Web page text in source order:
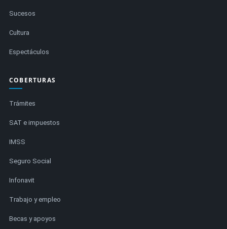
Sucesos
Cultura
Espectáculos
COBERTURAS
Trámites
SAT e impuestos
IMSS
Seguro Social
Infonavit
Trabajo y empleo
Becas y apoyos